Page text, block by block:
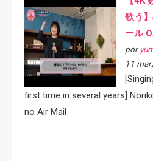
歌う
ール
por
11
first time in several years]
no Air Mail